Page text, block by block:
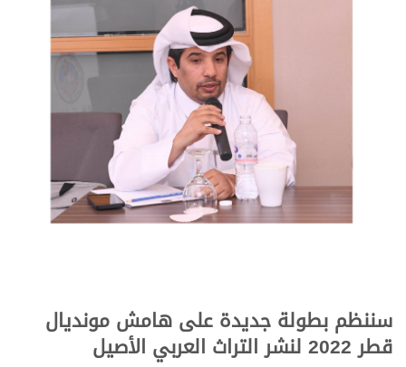
سننظم بطولة جديدة على هامش مونديال
قطر 2022 لنشر التراث العربي الأصيل